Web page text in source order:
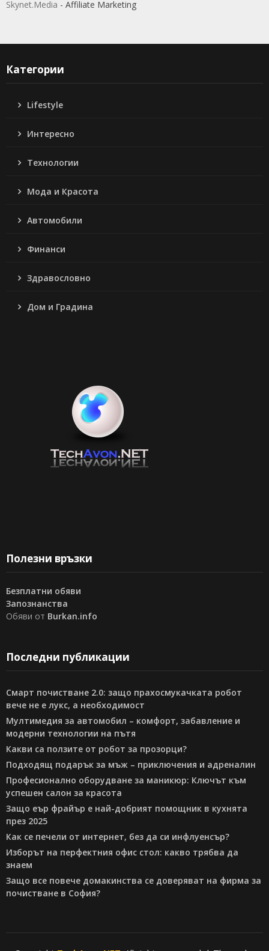
Skynet.Media - Affiliate Marketing
Категории
Lifestyle
Интересно
Технологии
Мода и Красота
Автомобили
Финанси
Здравословно
Дом и Градина
Полезни връзки
Безплатни обяви
Запознанства
Обяви от Burkan.info
Последни публикации
Смарт почистване 2.0: защо прахосмукачката робот
вече не е лукс, а необходимост
Мултимедия за автомобил – комфорт, забавление и
модерни технологии на пътя
Какви са ползите от робот за прозорци?
Подходящ подарък за мъж – приключения и адреналин
Професионално оборудване за маникюр: Ключът към
успешен салон за красота
Защо еър фрайър е най-добрият помощник в кухнята
през 2025
Как се печели от интернет, без да си инфлуенсър?
Изборът на перфектния офис стол: какво трябва да
знаем
Защо все повече домакинства се доверяват на фирма за
почистване в София?